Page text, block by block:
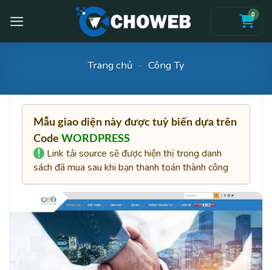
0
Trang chủ - Công Ty
Mẫu giao diện này được tuỳ biến dựa trên
CodeWORDPRESS
Link tải source sẽ được hiện thị trong danh
sách đã mua sau khi bạn thanh toán thành công